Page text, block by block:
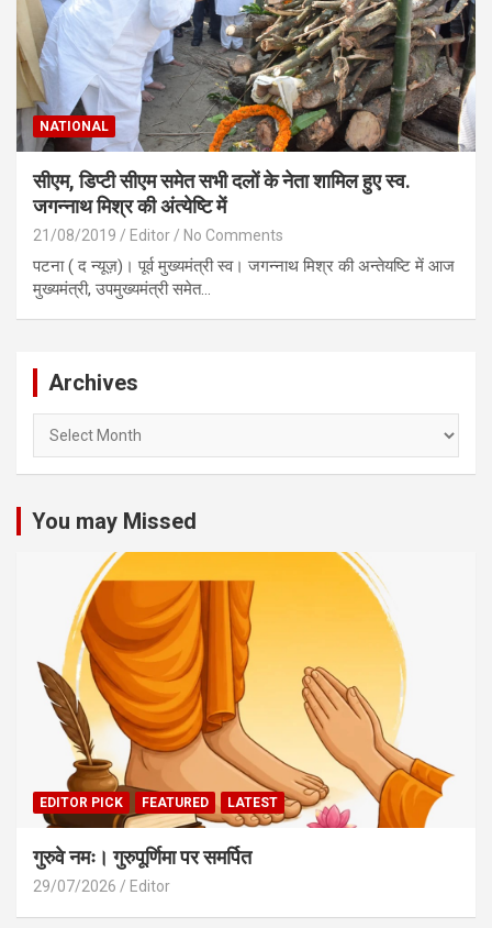
NATIONAL
सीएम, डिप्टी सीएम समेत सभी दलों के नेता शामिल हुए स्व.
जगन्नाथ मिश्र की अंत्येष्टि में
21/08/2019 Editor No Comments
पटना ( द न्यूज़)। पूर्व मुख्यमंत्री स्व। जगन्नाथ मिश्र की अन्तेयष्टि में आज
मुख्यमंत्री, उपमुख्यमंत्री समेत…
Archives
You may Missed
EDITOR PICK FEATURED LATEST
गुरुवे नमः। गुरुपूर्णिमा पर समर्पित
29/07/2026 Editor